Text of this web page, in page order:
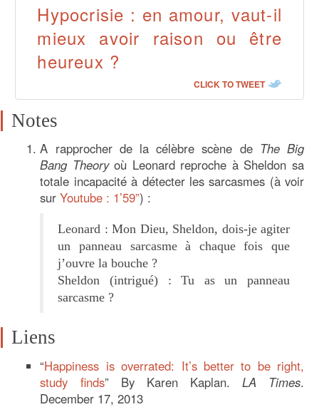
Hypocrisie : en amour, vaut-il
mieux avoir raison ou être
heureux ?
CLICK TO TWEET
Notes
A rapprocher de la célèbre scène de The Big
Bang Theoryoù Leonard reproche à Sheldon sa
totale incapacité à détecter les sarcasmes (à voir
surYoutube : 1’59”) :
Leonard : Mon Dieu, Sheldon, dois-je agiter
un panneau sarcasme à chaque fois que
j’ouvre la bouche ?
Sheldon (intrigué) : Tu as un panneau
sarcasme ?
Liens
“Happiness is overrated: It’s better to be right,
study finds” By Karen Kaplan. LA Times.
December 17, 2013